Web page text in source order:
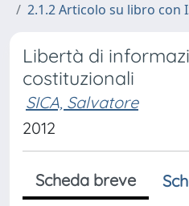
2.1.2 Articolo su libro con
Libertà di
costituzionali
SICA, Salvatore
2012
Scheda breve